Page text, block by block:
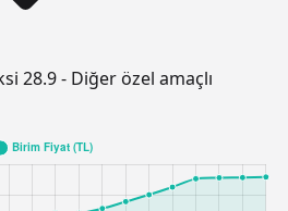
28.9 - Diğer özel amaçlı